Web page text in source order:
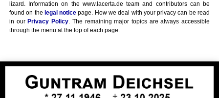
lizard. Information on the www.lacerta.de team and contributors can be
found on the legal notice page. How we deal with your privacy can be read
in our Privacy Policy. The remaining major topics are always accessible
through the menu at the top of each page.